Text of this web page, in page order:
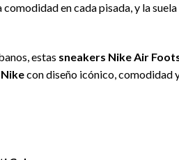
en cada pisada, y la
estas sneakers Nike Air
con diseño icónico, comodidad